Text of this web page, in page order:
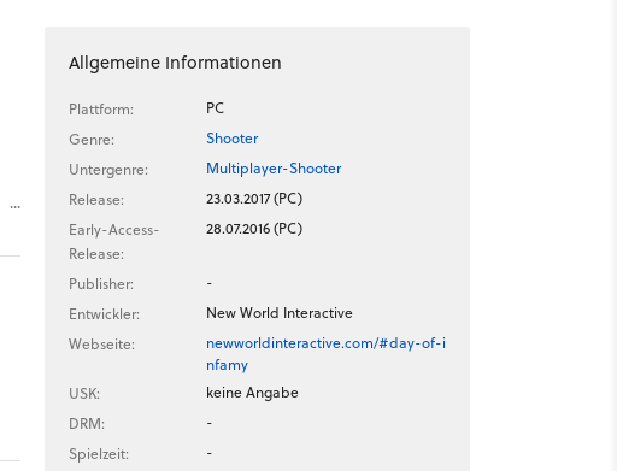
Allgemeine Informationen
Plattform:
PC
Genre:
Shooter
Untergenre:
Multiplayer-Shooter
Release:
23.03.2017 (PC)
Early-Access-
Release:
28.07.2016 (PC)
Publisher:
-
Entwickler:
New World Interactive
Webseite:
newworldinteractive.com/#day-of-i
nfamy
USK:
keine Angabe
DRM:
-
Spielzeit:
-